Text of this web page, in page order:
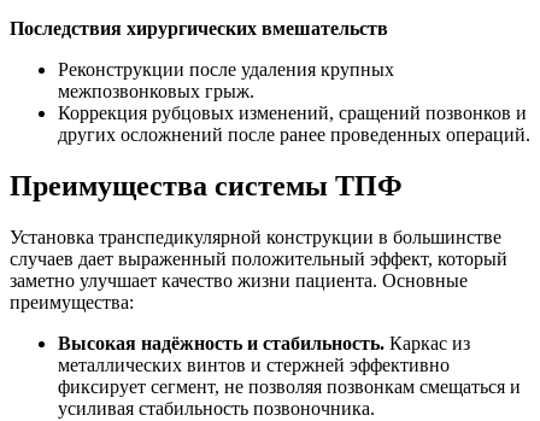
Последствия хирургических вмешательств
Реконструкции после удаления крупных
межпозвонковых грыж.
Коррекция рубцовых изменений, сращений позвонков и
других осложнений после ранее проведенных операций.
Преимущества системы ТПФ
Установка транспедикулярной конструкции в большинстве
случаев дает выраженный положительный эффект, который
заметно улучшает качество жизни пациента. Основные
преимущества:
Высокая надёжность и стабильность. Каркас из
металлических винтов и стержней эффективно
фиксирует сегмент, не позволяя позвонкам смещаться и
усиливая стабильность позвоночника.